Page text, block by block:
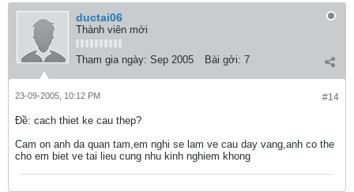
ductai06
Thành viên mới
Tham gia ngày: Sep 2005 Bài gởi: 7
#14
23-09-2005, 10:12 PM
Ðề: cach thiet ke cau thep?
Cam on anh da quan tam,em nghi se lam ve cau day vang,anh co the
cho em biet ve tai lieu cung nhu kinh nghiem khong